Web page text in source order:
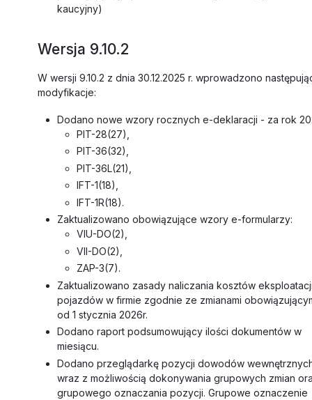
kaucyjny)
Wersja 9.10.2
W wersji 9.10.2 z dnia 30.12.2025 r. wprowadzono
modyfikacje:
Dodano nowe wzory rocznych e-deklaracji - za rok
PIT-28(27),
PIT-36(32),
PIT-36L(21),
IFT-1(18),
IFT-1R(18).
Zaktualizowano obowiązujące wzory e-formularzy:
VIU-DO(2),
VII-DO(2),
ZAP-3(7).
Zaktualizowano zasady naliczania kosztów
pojazdów w firmie zgodnie ze zmianami
od 1 stycznia 2026r.
Dodano raport podsumowujący ilości dokumentów w
miesiącu.
Dodano przeglądarkę pozycji dowodów
wraz z możliwością dokonywania grupowych zmian
grupowego oznaczania pozycji. Grupowe oznaczenie